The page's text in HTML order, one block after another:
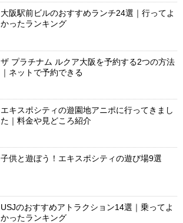
大阪駅前ビルのおすすめランチ24選｜行ってよ
かったランキング
ザ プラチナム ルクア大阪を予約する2つの方法
｜ネットで予約できる
エキスポシティの遊園地アニポに行ってきまし
た｜料金や見どころ紹介
子供と遊ぼう！エキスポシティの遊び場9選
USJのおすすめアトラクション14選｜乗ってよ
かったランキング